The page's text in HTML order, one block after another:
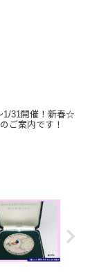
1/31開催！新春☆
ご案内です！